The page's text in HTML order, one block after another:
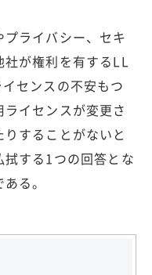
ライバシー、セキ
社が権利を有するLL
センスの不安もつ
イセンスが変更さ
することがないと
する1つの回答とな
る。